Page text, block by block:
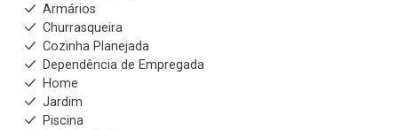
Armários
Churrasqueira
Cozinha Planejada
Dependência de Empregada
Home
Jardim
Piscina